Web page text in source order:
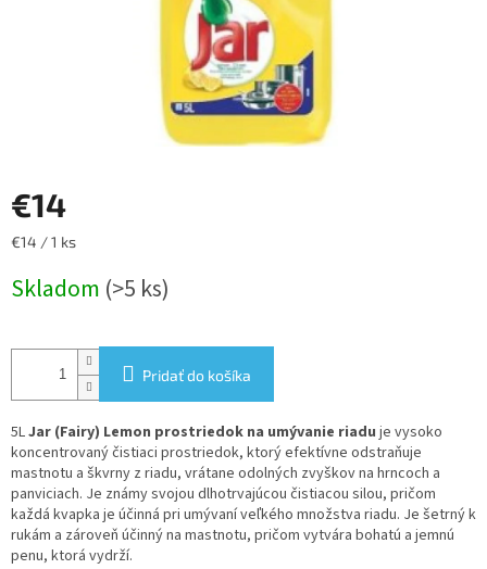
€14
Jednotková
€14 / 1 ks
Skladom (>5 ks)
Pridať do košíka
5LJar (Fairy) Lemon prostriedok na umývanie riadu je vysoko
koncentrovaný čistiaci prostriedok, ktorý efektívne odstraňuje
mastnotu a škvrny z riadu, vrátane odolných zvyškov na hrncoch a
panviciach. Je známy svojou dlhotrvajúcou čistiacou silou, pričom
každá kvapka je účinná pri umývaní veľkého množstva riadu. Je šetrný k
rukám a zároveň účinný na mastnotu, pričom vytvára bohatú a jemnú
penu, ktorá vydrží.